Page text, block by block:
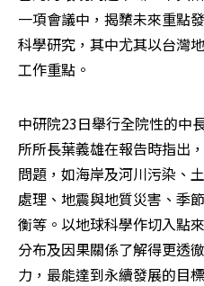
一項會議中，揭櫫未來重點
科學研究，其中尤其以台灣
工作重點。
中研院23日舉行全院性的中
所所長葉義雄在報告時指出
問題，如海岸及河川污染、
處理、地震與地質災害、季
衡等。以地球科學作切入點
分布及因果關係了解得更透
力，最能達到永續發展的目